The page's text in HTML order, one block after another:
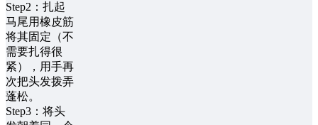
Step2：扎起
马尾用橡皮筋
将其固定（不
需要扎得很
紧），用手再
次把头发拨弄
蓬松。
Step3：将头